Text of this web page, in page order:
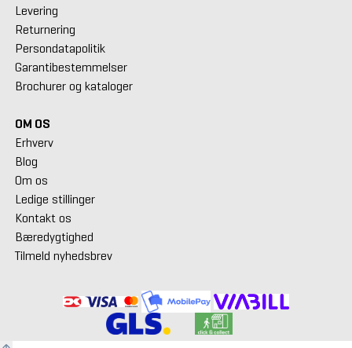
Levering
Returnering
Persondatapolitik
Garantibestemmelser
Brochurer og kataloger
OM OS
Erhverv
Blog
Om os
Ledige stillinger
Kontakt os
Bæredygtighed
Tilmeld nyhedsbrev